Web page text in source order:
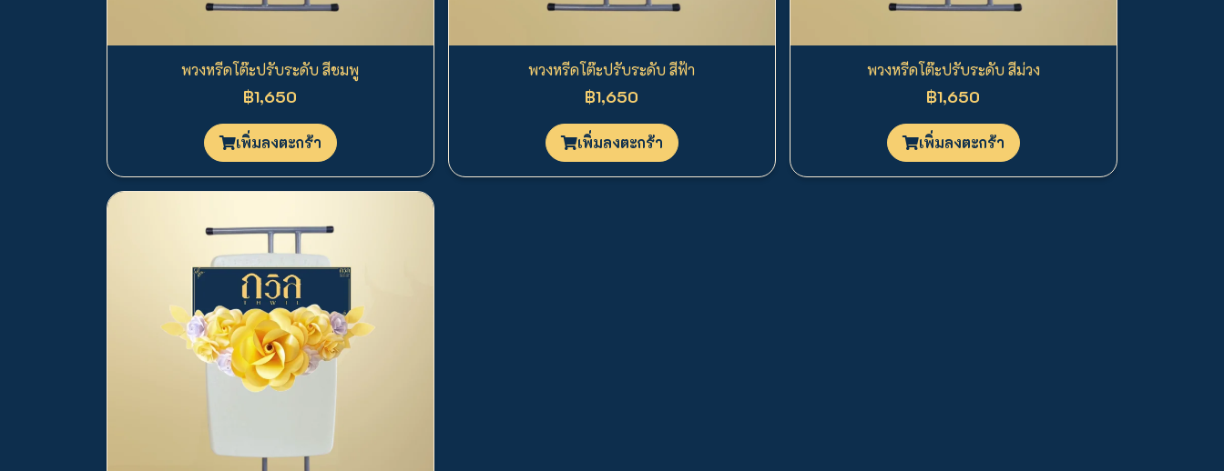
พวงหรีดโต๊ะปรับระดับ สีชมพู
฿1,650
เพิ่มลงตะกร้า
พวงหรีดโต๊ะปรับระดับ สีฟ้า
฿1,650
เพิ่มลงตะกร้า
พวงหรีดโต๊ะปรับระดับ สีม่วง
฿1,650
เพิ่มลงตะกร้า